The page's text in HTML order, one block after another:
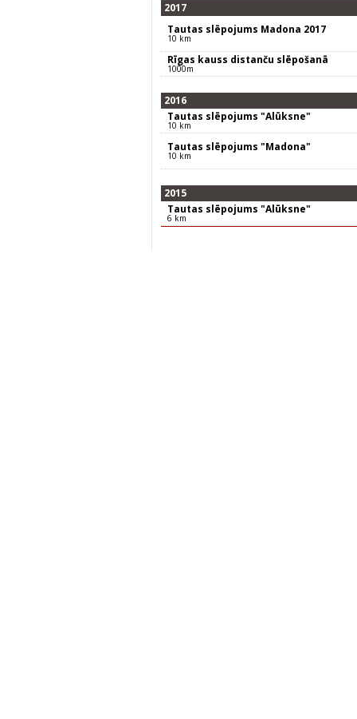
2017
Tautas slēpojums Madona 2017
10 km
Rīgas kauss distanču slēpošanā
1000m
2016
Tautas slēpojums "Alūksne"
10 km
Tautas slēpojums "Madona"
10 km
2015
Tautas slēpojums "Alūksne"
6 km